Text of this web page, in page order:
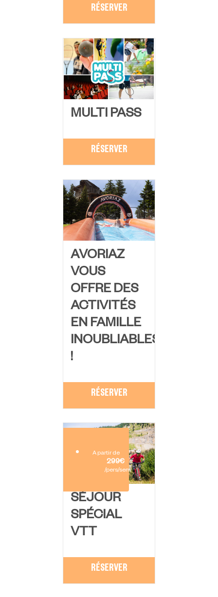
RÉSERVER
MULTI PASS
RÉSERVER
AVORIAZ
VOUS
OFFRE DES
ACTIVITÉS
EN FAMILLE
INOUBLIABLES
!
RÉSERVER
A partir de
299€
/pers/sem
SÉJOUR
SPÉCIAL
VTT
RÉSERVER